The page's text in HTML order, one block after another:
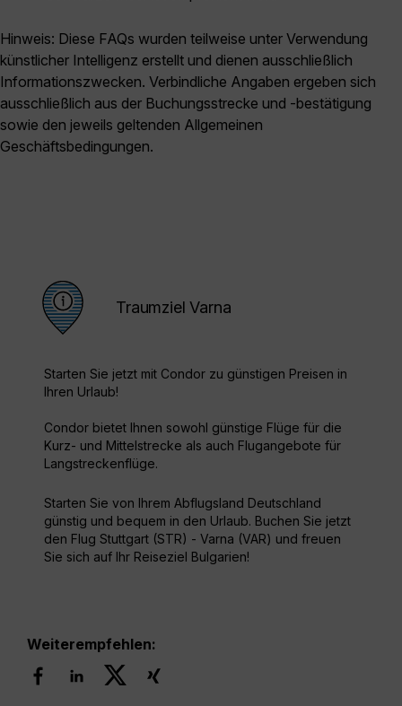
Hinweis: Diese FAQs wurden teilweise unter Verwendung
künstlicher Intelligenz erstellt und dienen ausschließlich
Informationszwecken. Verbindliche Angaben ergeben sich
ausschließlich aus der Buchungsstrecke und -bestätigung
sowie den jeweils geltenden Allgemeinen
Geschäftsbedingungen.
Traumziel Varna
Starten Sie jetzt mit Condor zu günstigen Preisen in
Ihren Urlaub!
Condor bietet Ihnen sowohl günstige Flüge für die
Kurz- und Mittelstrecke als auch Flugangebote für
Langstreckenflüge.
Starten Sie von Ihrem Abflugsland Deutschland
günstig und bequem in den Urlaub. Buchen Sie jetzt
den Flug Stuttgart (STR) - Varna (VAR) und freuen
Sie sich auf Ihr Reiseziel Bulgarien!
Weiterempfehlen: